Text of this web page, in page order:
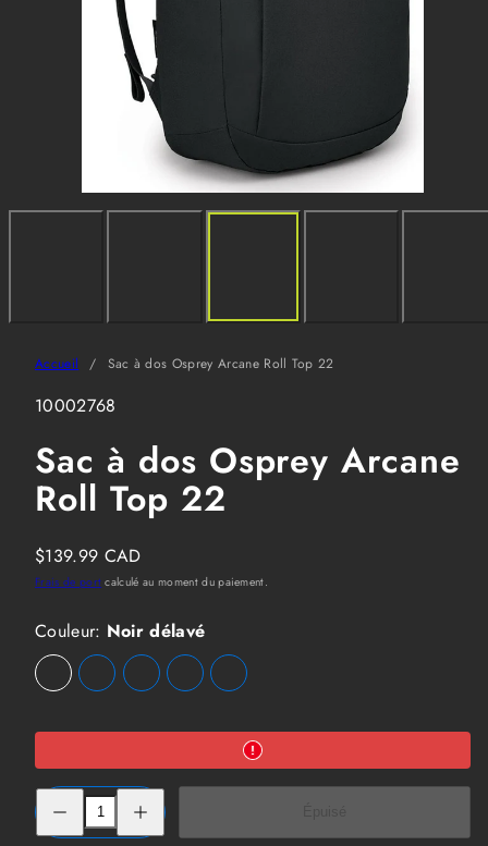
Accueil Sac à dos Osprey Arcane Roll Top 22
SKU:
10002768
Sac à dos Osprey Arcane
Roll Top 22
Prix
habituel
$139.99 CAD
Frais de port calculé au moment du paiement.
Couleur: Noir délavé
Noir
délavé
Option
non
disponible
Bleu
observateur
d'étoiles
Option
non
disponible
Vert
Matcha
Chiné
Option
non
disponible
Gris
moyen
chiné
Option
non
disponible
Feuille
de
Pin
Option
non
disponible
Réduire
la
quantité
la
quantité